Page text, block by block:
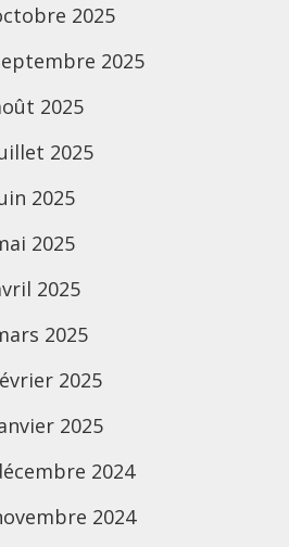
2025
2025
2025
2025
2025
2025
2025
2025
2025
2025
2024
2024